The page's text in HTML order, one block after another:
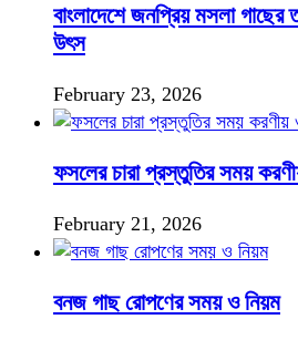
বাংলাদেশে জনপ্রিয় মসলা গাছের
উৎস
February 23, 2026
ফসলের চারা প্রস্তুতির সময়
February 21, 2026
বনজ গাছ রোপণের সময় ও নিয়ম